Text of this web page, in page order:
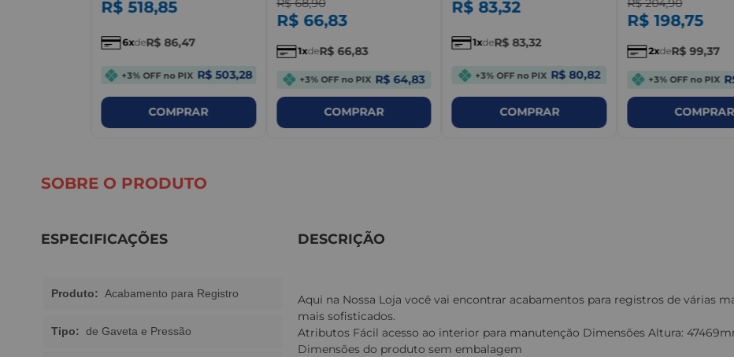
R$ 518,85
6 deR$ 86,47
+3% OFF no PIX R$ 503,28
COMPRAR
R$ 68,90
R$ 66,83
1 deR$ 66,83
+3% OFF no PIX R$ 64,83
COMPRAR
R$ 83,32
1 deR$ 83,32
+3% OFF no PIX R$ 80,82
COMPRAR
R$ 204,90
R$ 198,75
2 deR$ 99,37
+3% OFF no PIX
COMPRAR
SOBRE O PRODUTO
ESPECIFICAÇÕES
Produto: Acabamento para Registro
Tipo: de Gaveta e Pressão
DESCRIÇÃO
Aqui na Nossa Loja você vai encontrar acabamentos para registros de várias
mais sofisticados.
Atributos Fácil acesso ao interior para manutenção Dimensões Altura:
Dimensões do produto sem embalagem